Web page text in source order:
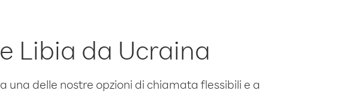
Libia da Ucraina
delle nostre opzioni di chiamata flessibili e a